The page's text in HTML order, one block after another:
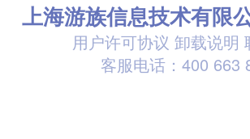
上海游族信息技术有限
用户许可协议 卸载说明
客服电话：400 663